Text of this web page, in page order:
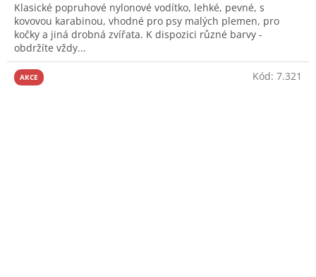
Klasické popruhové nylonové vodítko, lehké, pevné, s
kovovou karabinou, vhodné pro psy malých plemen, pro
kočky a jiná drobná zvířata. K dispozici různé barvy -
obdržíte vždy...
AKCE Kód: 7.321